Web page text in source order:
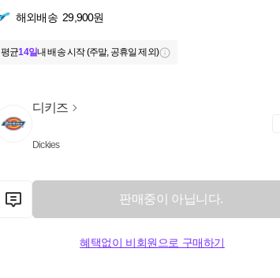
해외배송 29,900원
평균14일내 배송 시작 (주말, 공휴일 제외)
디키즈
Dickies
판매중이 아닙니다.
혜택없이 비회원으로 구매하기